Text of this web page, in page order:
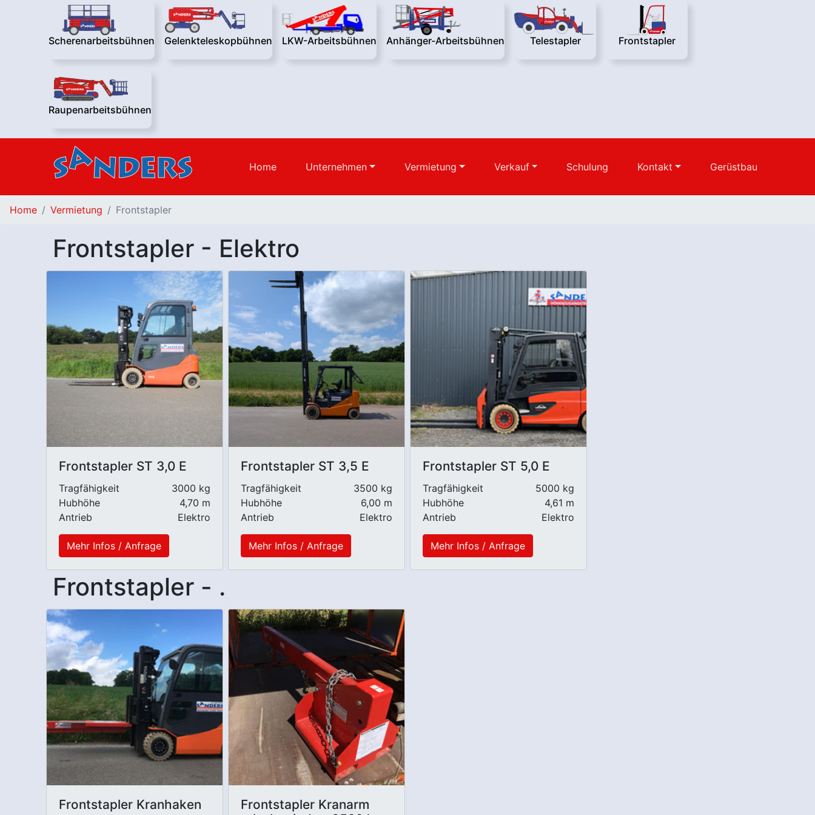
Scherenarbeitsbühnen Gelenkteleskopbühnen LKW-Arbeitsbühnen Anhänger-Arbeitsbühnen Telestapler Frontstapler
Raupenarbeitsbühnen
Home Unternehmen Vermietung Verkauf Schulung Kontakt Gerüstbau
Home Vermietung Frontstapler
Frontstapler - Elektro
Frontstapler ST 3,0 E
Tragfähigkeit
3000 kg
Hubhöhe
4,70 m
Antrieb
Elektro
Mehr Infos / Anfrage
Frontstapler ST 3,5 E
Tragfähigkeit
3500 kg
Hubhöhe
6,00 m
Antrieb
Elektro
Mehr Infos / Anfrage
Frontstapler ST 5,0 E
Tragfähigkeit
5000 kg
Hubhöhe
4,61 m
Antrieb
Elektro
Mehr Infos / Anfrage
Frontstapler - .
Frontstapler Kranhaken
Frontstapler Kranarm